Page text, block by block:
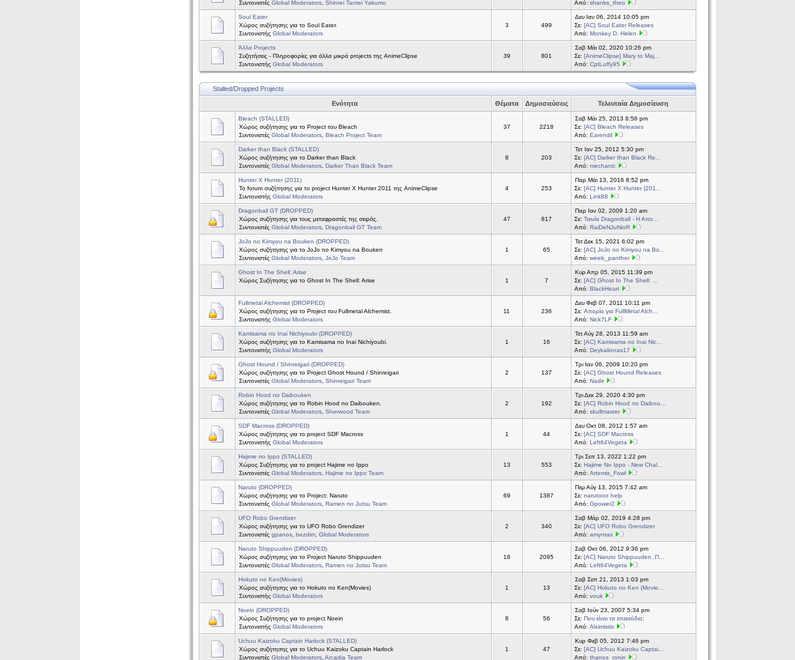
Συντονιστές Global Moderators, Shinrei Tantei Yakumo
Από: shanks_theo
Soul Eater
Χώρος συζήτησης για το Soul Eater.
Συντονιστής Global Moderators
3 499
Δευ Ιαν 06, 2014 10:05 pm
Σε: [AC] Soul Eater Releases
Από: Monkey D. Helen
Άλλα Projects
Συζητήσεις - Πληροφορίες για άλλα μικρά projects της AnimeClipse
Συντονιστής Global Moderators
39 801
Σαβ Μάι 02, 2020 10:26 pm
Σε: [AnimeClipse] Mary to Maj...
Από: CptLuffy95
Stalled/Dropped Projects
Ενότητα Θέματα Δημοσιεύσεις Τελευταία Δημοσίευση
Bleach (STALLED)
Χώρος συζήτησης για το Project του Bleach
Συντονιστές Global Moderators, Bleach Project Team
37 2218
Σαβ Μάι 25, 2013 8:56 pm
Σε: [AC] Bleach Releases
Από: Earendil
Darker than Black (STALLED)
Χώρος συζήτησης για το Darker than Black
Συντονιστές Global Moderators, Darker Than Black Team
8 203
Τετ Ιαν 25, 2012 5:30 pm
Σε: [ΑC] Darker than Black Re...
Από: mechanic
Hunter X Hunter (2011)
Το forum συζήτησης για το project Hunter X Hunter 2011 της AnimeClipse
Συντονιστής Global Moderators
4 253
Παρ Μάι 13, 2016 8:52 pm
Σε: [AC] Hunter X Hunter (201...
Από: Link88
Dragonball GT (DROPPED)
Χώρος συζήτησης για τους μεταφραστές της σειράς.
Συντονιστές Global Moderators, Dragonball GT Team
47 817
Παρ Ιαν 02, 2009 1:20 am
Σε: Ταινία Dragonball - Η Απο...
Από: RaiDeNJuNioR
JoJo no Kimyou na Bouken (DROPPED)
Χώρος συζήτησης για το JoJo no Kimyou na Bouken
Συντονιστές Global Moderators, JoJo Team
1 65
Τετ Δεκ 15, 2021 6:02 pm
Σε: [AC] JoJo no Kimyou na Bo...
Από: weeb_panther
Ghost In The Shell: Arise
Χώρος Συζήτησης για το Ghost In The Shell: Arise
1 7
Κυρ Απρ 05, 2015 11:39 pm
Σε: [AC] Ghost In The Shell: ...
Από: BlackHeart
Fullmetal Alchemist (DROPPED)
Χώρος συζήτησης για το Project του Fullmetal Alchemist.
Συντονιστής Global Moderators
11 236
Δευ Φεβ 07, 2011 10:11 pm
Σε: Απορία για FullMetal Alch...
Από: Nick7LF
Kamisama no Inai Nichiyoubi (DROPPED)
Χώρος συζήτησης για το Kamisama no Inai Nichiyoubi.
Συντονιστής Global Moderators
1 16
Τετ Αύγ 28, 2013 11:59 am
Σε: [AC] Kamisama no Inai Nic...
Από: Deykalionas17
Ghost Hound / Shinreigari (DROPPED)
Χώρος συζήτησης για το Project Ghost Hound / Shinreigari
Συντονιστές Global Moderators, Shinreigari Team
2 137
Τρι Ιαν 06, 2009 10:20 pm
Σε: [AC] Ghost Hound Releases
Από: Nadir
Robin Hood no Daibouken
Χώρος συζήτησης για το Robin Hood no Daibouken.
Συντονιστές Global Moderators, Sherwood Team
2 192
Τρι Δεκ 29, 2020 4:30 pm
Σε: [AC] Robin Hood no Daibou...
Από: skullmaster
SDF Macross (DROPPED)
Χώρος συζήτησης για το project SDF Macross
Συντονιστής Global Moderators
1 44
Δευ Οκτ 08, 2012 1:57 am
Σε: [AC] SDF Macross
Από: Left64Vegeta
Hajime no Ippo (STALLED)
Χώρος Συζήτησης για το project Hajime no Ippo
Συντονιστές Global Moderators, Hajime no Ippo Team
13 553
Τρι Σεπ 13, 2022 1:22 pm
Σε: Hajime No Ippo - New Chal...
Από: Artemis_Fowl
Naruto (DROPPED)
Χώρος συζήτησης για το Project: Naruto
Συντονιστές Global Moderators, Ramen no Jutsu Team
69 1387
Πεμ Αύγ 13, 2015 7:42 am
Σε: narutooo help
Από: Gpower2
UFO Robo Grendizer
Χώρος συζήτησης για το UFO Robo Grendizer
Συντονιστές gpanos, bezdim, Global Moderators
2 340
Σαβ Μάρ 02, 2019 4:28 pm
Σε: [AC] UFO Robo Grendizer
Από: amyntas
Naruto Shippuuden (DROPPED)
Χώρος συζήτησης για το Project Naruto Shippuuden
Συντονιστές Global Moderators, Ramen no Jutsu Team
18 2095
Σαβ Οκτ 06, 2012 9:36 pm
Σε: [AC] Naruto Shippuuden. Π...
Από: Left64Vegeta
Hokuto no Ken(Movies)
Χώρος συζήτησης για το Hokuto no Ken(Movies)
Συντονιστής Global Moderators
1 13
Σαβ Σεπ 21, 2013 1:03 pm
Σε: [AC] Hokuto no Ken (Movie...
Από: vouk
Noein (DROPPED)
Χώρος Συζήτησης για το project Noein
Συντονιστής Global Moderators
8 56
Σαβ Ιούν 23, 2007 5:34 pm
Σε: Που είναι τα επεισόδια;
Από: Alximistis
Uchuu Kaizoku Captain Harlock (STALLED)
Χώρος συζήτησης για το Uchuu Kaizoku Captain Harlock
Συντονιστές Global Moderators, Arcadia Team
1 47
Κυρ Φεβ 05, 2012 7:46 pm
Σε: [AC] Uchuu Kaizoku Captai...
Από: thanos_ronin